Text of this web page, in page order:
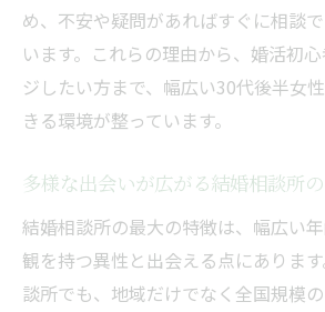
め、不安や疑問があればすぐに相談
います。これらの理由から、婚活初
ジしたい方まで、幅広い30代後半女
きる環境が整っています。
多様な出会いが広がる結婚相談所
結婚相談所の最大の特徴は、幅広い
観を持つ異性と出会える点にありま
談所でも、地域だけでなく全国規模